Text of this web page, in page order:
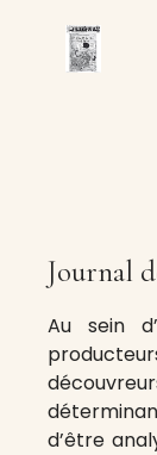
Journal
Au sein
d’être